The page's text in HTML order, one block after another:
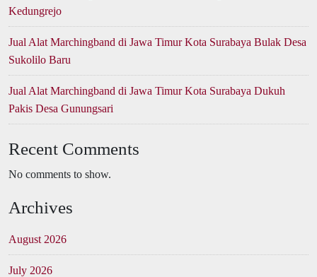
Kedungrejo
Jual Alat Marchingband di Jawa Timur Kota Surabaya Bulak Desa
Sukolilo Baru
Jual Alat Marchingband di Jawa Timur Kota Surabaya Dukuh
Pakis Desa Gunungsari
Recent Comments
No comments to show.
Archives
August 2026
July 2026